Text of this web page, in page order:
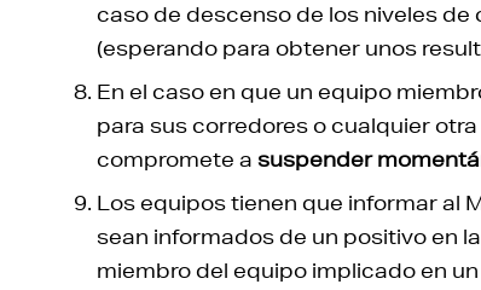
caso de descenso de los niveles
(esperando para obtener unos
En el caso en que un equipo
para sus corredores o cualquier
compromete a suspender
Los equipos tienen que informar al
sean informados de un positivo en
miembro del equipo implicado en